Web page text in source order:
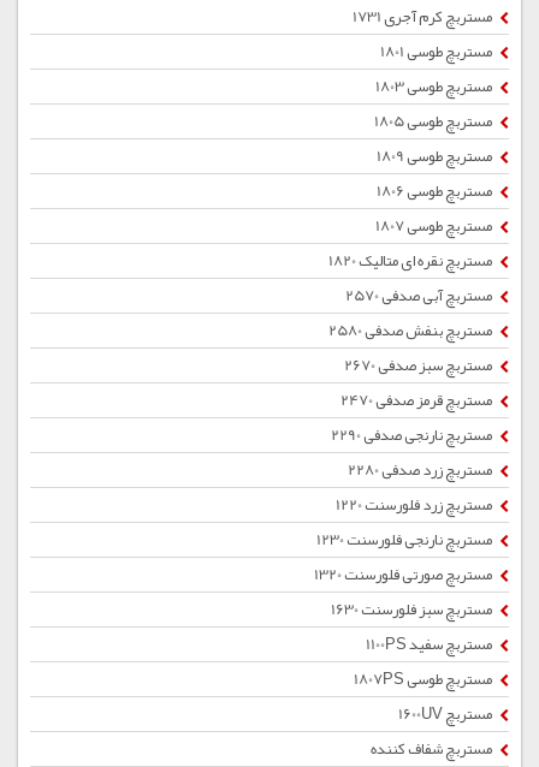
مستربچ کرم آجری 1731
مستربچ طوسی 1801
مستربچ طوسی 1803
مستربچ طوسی 1805
مستربچ طوسی 1809
مستربچ طوسی 1806
مستربچ طوسی 1807
مستربچ نقره ای متالیک 1820
مستربچ آبی صدفی 2570
مستربچ بنفش صدفی 2580
مستربچ سبز صدفی 2670
مستربچ قرمز صدفی 2470
مستربچ نارنجی صدفی 2290
مستربچ زرد صدفی 2280
مستربچ زرد فلورسنت 1220
مستربچ نارنجی فلورسنت 1230
مستربچ صورتی فلورسنت 1320
مستربچ سبز فلورسنت 1630
مستربچ سفید 1100PS
مستربچ طوسی 1807PS
مستربچ 1600UV
مستربچ شفاف کننده